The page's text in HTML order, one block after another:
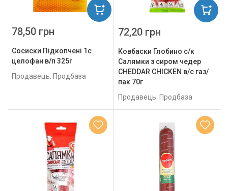
Сосиски Підкопчені 1с
целофан в/п 325г
Продавець: Продбаза
78,50 грн
Ковбаски Глобино с/к
Салямки з сиром чедер
CHEDDAR CHICKEN в/с газ/
пак 70г
Продавець: Продбаза
72,20 грн